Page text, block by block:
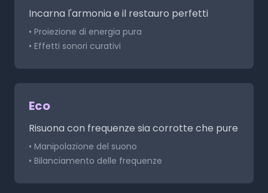
Incarna l'armonia e il restauro perfetti
• Proiezione di energia pura
• Effetti sonori curativi
Eco
Risuona con frequenze sia corrotte che pure
• Manipolazione del suono
• Bilanciamento delle frequenze